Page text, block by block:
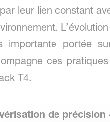
leur lien constant
importante portée
ces
T4.
de